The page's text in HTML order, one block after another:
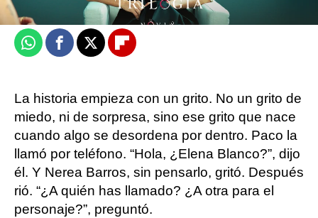
06 de junio de 2026, 14:20
WhatsappFacebook
X Flipboard
La historia empieza con un grito. No un grito de
miedo, ni de sorpresa, sino ese grito que nace
cuando algo se desordena por dentro. Paco la
llamó por teléfono. “Hola, ¿Elena Blanco?”, dijo
él. Y Nerea Barros, sin pensarlo, gritó. Después
rió. “¿A quién has llamado? ¿A otra para el
personaje?”, preguntó.